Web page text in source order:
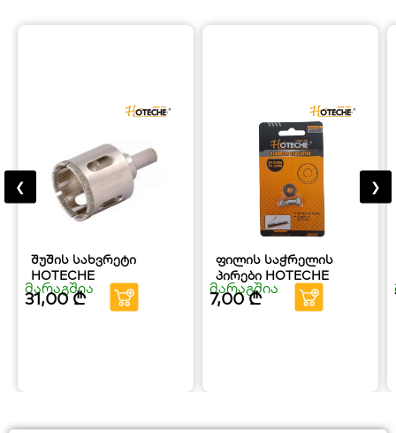
შუშის სახვრეტი
HOTECHE
მარაგშია
31,00₾
ფილის საჭრელის
პირები HOTECHE
მარაგშია
7,00₾
❮ ❯